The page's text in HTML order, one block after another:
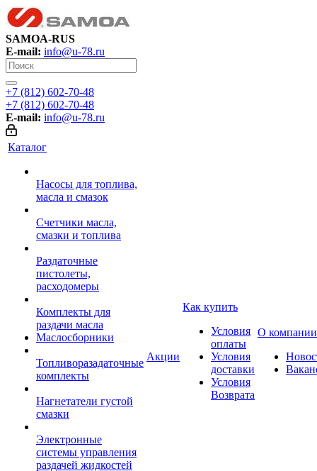
SAMOA-RUS
E-mail: info@u-78.ru
+7 (812) 602-70-48
+7 (812) 602-70-48
E-mail: info@u-78.ru
Каталог
Насосы для топлива,
масла и смазок
Счетчики масла,
смазки и топлива
Раздаточные
пистолеты,
расходомеры
Комплекты для
раздачи масла
Маслосборники
Топливоразадаточные
комплекты
Нагнетатели густой
смазки
Электронные
системы управления
раздачей жидкостей
Акции
Как купить
Условия
оплаты
Условия
доставки
Условия
Возврата
О компании